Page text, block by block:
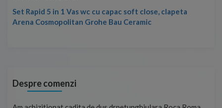
Set Rapid 5 in 1 Vas wc cu capac soft close, clapeta
Arena Cosmopolitan Grohe Bau Ceramic
Despre comenzi